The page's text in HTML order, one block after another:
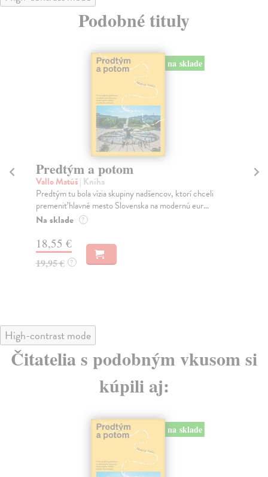
Podobné tituly
na sklade
Predtým a potom
Vallo Matúš| Kniha
Predtým tu bola vízia skupiny nadšencov, ktorí chceli
premeniť hlavné mesto Slovenska na modernú eur...
Na sklade ?
18,55 €
19,95 € ?
High-contrast mode
Čitatelia s podobným vkusom si
kúpili aj: